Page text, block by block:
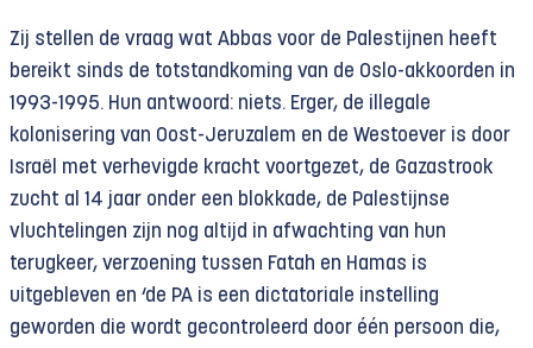
Zij stellen de vraag wat Abbas voor de Palestijnen heeft
bereikt sinds de totstandkoming van de Oslo-akkoorden in
1993-1995. Hun antwoord: niets. Erger, de illegale
kolonisering van Oost-Jeruzalem en de Westoever is door
Israël met verhevigde kracht voortgezet, de Gazastrook
zucht al 14 jaar onder een blokkade, de Palestijnse
vluchtelingen zijn nog altijd in afwachting van hun
terugkeer, verzoening tussen Fatah en Hamas is
uitgebleven en ‘de PA is een dictatoriale instelling
geworden die wordt gecontroleerd door één persoon die,